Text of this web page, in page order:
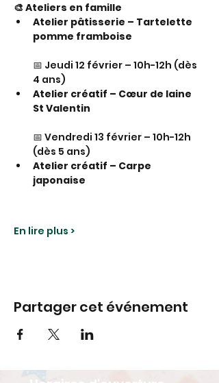
🎨 Ateliers en famille
Atelier pâtisserie – Tartelette
pomme framboise
📅 Jeudi 12 février – 10h-12h (dès
4 ans)
Atelier créatif – Cœur de laine
St Valentin
📅 Vendredi 13 février – 10h-12h
(dès 5 ans)
Atelier créatif – Carpe
japonaise
En lire plus >
Partager cet événement